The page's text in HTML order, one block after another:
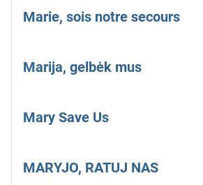
Marie, sois notre secours
Marija, gelbėk mus
Mary Save Us
MARYJO, RATUJ NAS